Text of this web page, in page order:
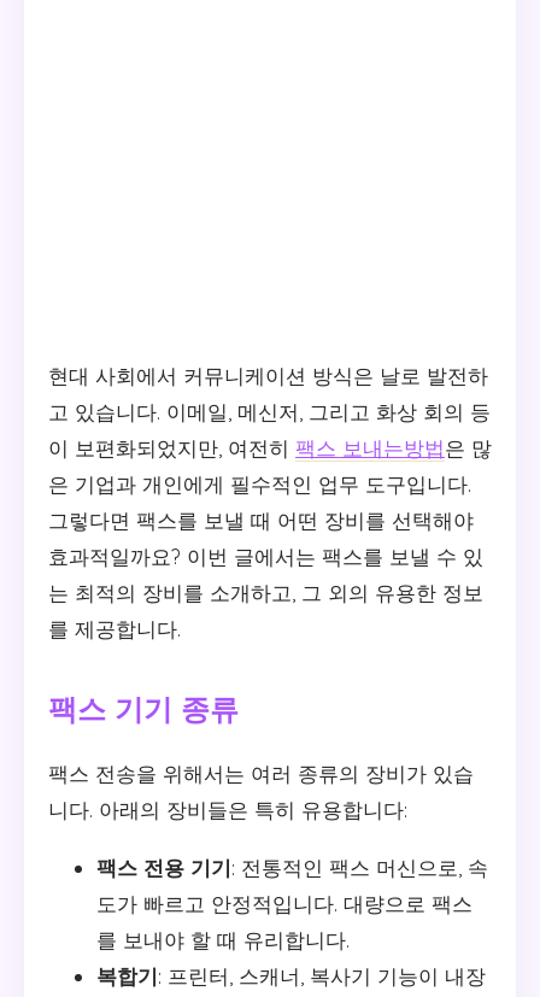
현대 사회에서 커뮤니케이션 방식은 날로 발전하
고 있습니다. 이메일, 메신저, 그리고 화상 회의 등
이 보편화되었지만, 여전히 팩스 보내는방법은 많
은 기업과 개인에게 필수적인 업무 도구입니다.
그렇다면 팩스를 보낼 때 어떤 장비를 선택해야
효과적일까요? 이번 글에서는 팩스를 보낼 수 있
는 최적의 장비를 소개하고, 그 외의 유용한 정보
를 제공합니다.
팩스 기기 종류
팩스 전송을 위해서는 여러 종류의 장비가 있습
니다. 아래의 장비들은 특히 유용합니다:
팩스 전용 기기: 전통적인 팩스 머신으로, 속
도가 빠르고 안정적입니다. 대량으로 팩스
를 보내야 할 때 유리합니다.
복합기: 프린터, 스캐너, 복사기 기능이 내장